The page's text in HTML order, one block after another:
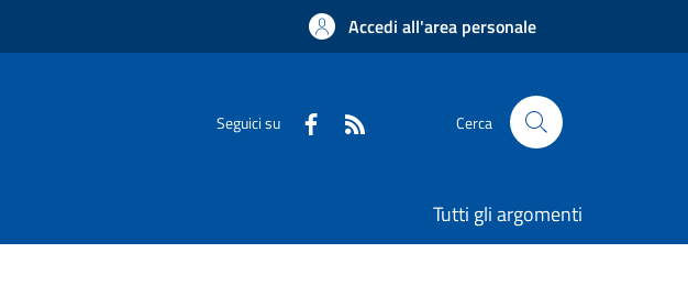
Accedi all'area personale
Seguici su Cerca
Tutti gli argomenti